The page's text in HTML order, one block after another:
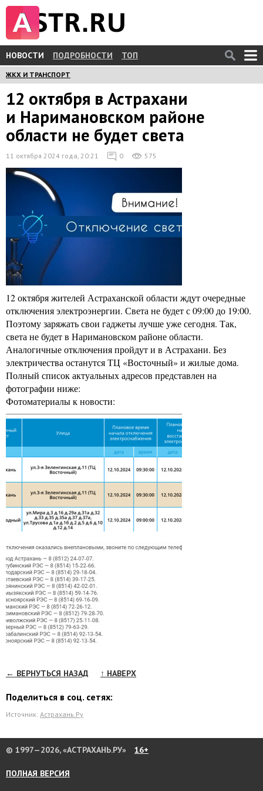
НОВОСТИ ПОДРОБНОСТИ ТОП
ЖКХ И ТРАНСПОРТ
12 октября в Астрахани
и Наримановском районе
области не будет света
11 октября 2024 года, 20:21 0 575
12 октября жителей Астраханской области ждут очередные
отключения электроэнергии. Света не будет с 09:00 до 19:00.
Поэтому заряжать свои гаджеты лучше уже сегодня. Так,
света не будет в Наримановском районе области.
Аналогичные отключения пройдут и в Астрахани. Без
электричества останутся ТЦ «Восточный» и жилые дома.
Полный список актуальных адресов представлен на
фотографии ниже:
Фотоматериалы к новости:
← ВЕРНУТЬСЯ НАЗАД ↑ НАВЕРХ
Поделиться в соц. сетях:
Источник: Астрахань.Ру
© 1997—2026, «АСТРАХАНЬ.РУ» 16+
ПОЛНАЯ ВЕРСИЯ